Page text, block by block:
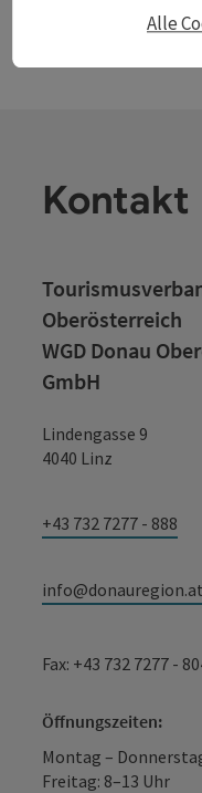
Kontakt
Oberösterreich
WGD Donau
GmbH
Lindengasse 9
4040 Linz
+43 732 7277 - 888
info@donauregion.at
Fax: +43 732 7277 -
Öffnungszeiten:
Montag –
Freitag: 8–13 Uhr
Alle